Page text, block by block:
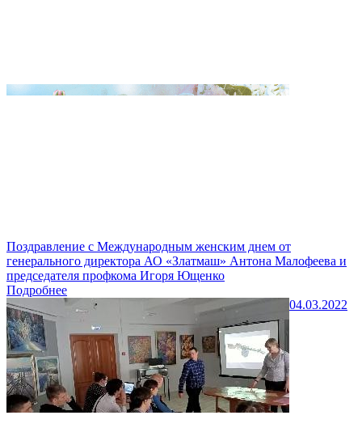
Поздравление с Международным женским днем от
генерального директора АО «Златмаш» Антона Малофеева и
председателя профкома Игоря Ющенко
Подробнее
04.03.2022